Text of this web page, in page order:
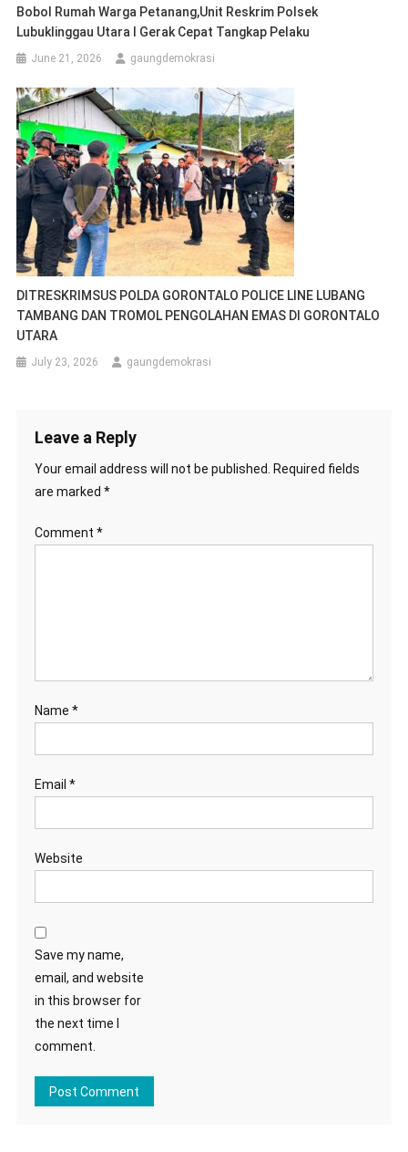
Bobol Rumah Warga Petanang,Unit Reskrim Polsek
Lubuklinggau Utara I Gerak Cepat Tangkap Pelaku
June 21, 2026 gaungdemokrasi
DITRESKRIMSUS POLDA GORONTALO POLICE LINE LUBANG
TAMBANG DAN TROMOL PENGOLAHAN EMAS DI GORONTALO
UTARA
July 23, 2026 gaungdemokrasi
Leave a Reply
Your email address will not be published. Required fields
are marked *
Comment *
Name *
Email *
Website
Save my name,
email, and website
in this browser for
the next time I
comment.